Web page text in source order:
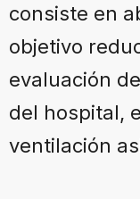
consiste en
objetivo
evaluación
del hospital,
ventilación